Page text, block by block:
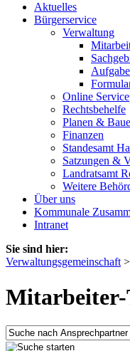
Aktuelles
Bürgerservice
Verwaltung
Online
Rechtsbehelfe
Planen &
Finanzen
Standesamt
Satzungen &
Landratsamt
Weitere
Über uns
Kommunale
Intranet
Sie sind hier:
Verwaltungsgemeinschaft >
Mitarbeiter-